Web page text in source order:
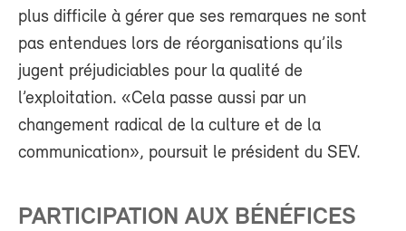
plus difficile à gérer que ses remarques ne sont
pas entendues lors de réorganisations qu’ils
jugent préjudiciables pour la qualité de
l’exploitation. «Cela passe aussi par un
changement radical de la culture et de la
communication», poursuit le président du SEV.
PARTICIPATION AUX BÉNÉFICES